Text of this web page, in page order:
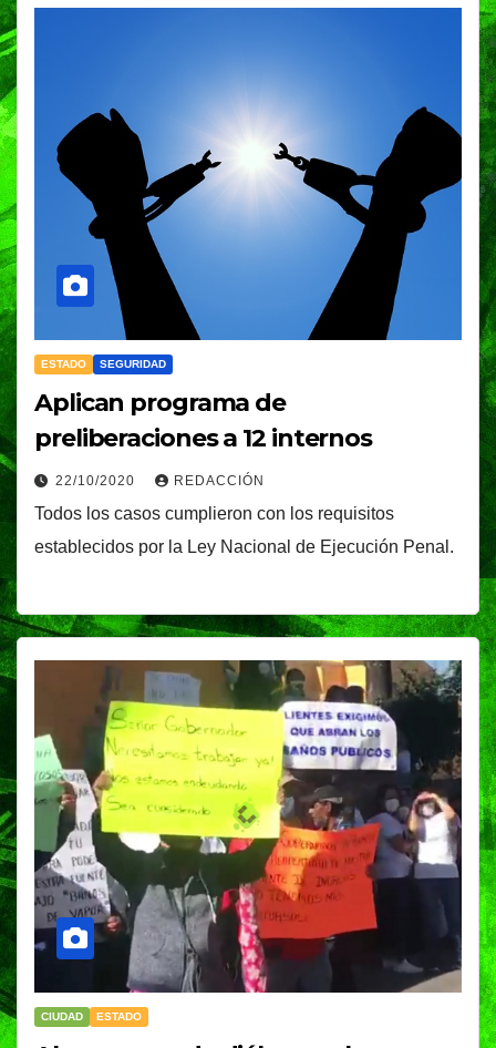
ESTADO SEGURIDAD
Aplican programa de
preliberaciones a 12 internos
22/10/2020 REDACCIÓN
Todos los casos cumplieron con los requisitos
establecidos por la Ley Nacional de Ejecución Penal.
CIUDAD ESTADO